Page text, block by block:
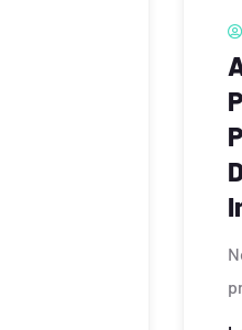
teanes
O que a lei